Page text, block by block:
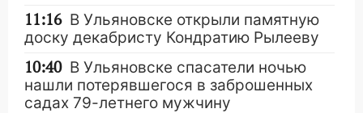
11:16 В Ульяновске открыли памятную
доску декабристу Кондратию Рылееву
10:40 В Ульяновске спасатели ночью
нашли потерявшегося в заброшенных
садах 79-летнего мужчину